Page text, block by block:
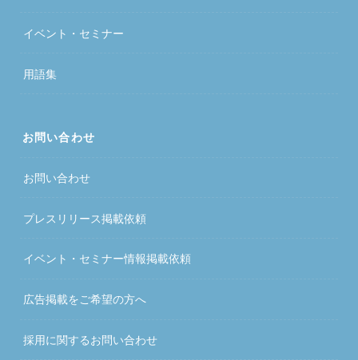
イベント・セミナー
用語集
お問い合わせ
お問い合わせ
プレスリリース掲載依頼
イベント・セミナー情報掲載依頼
広告掲載をご希望の方へ
採用に関するお問い合わせ